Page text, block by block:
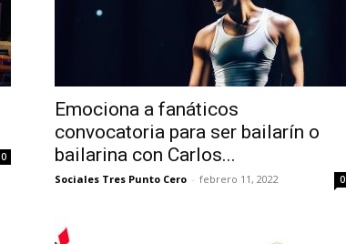
0
Emociona a fanáticos
convocatoria para ser bailarín o
bailarina con Carlos...
Sociales Tres Punto Cero - febrero 11, 2022 0